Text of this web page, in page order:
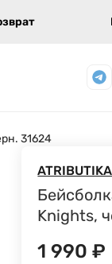
31624
Knights,
1 990₽